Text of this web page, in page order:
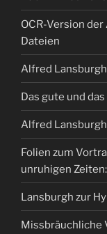
OCR-Version
Dateien
Alfred
Das gute und
Alfred
Folien zum
unruhigen
Lansburgh zur
Missbräuchliche